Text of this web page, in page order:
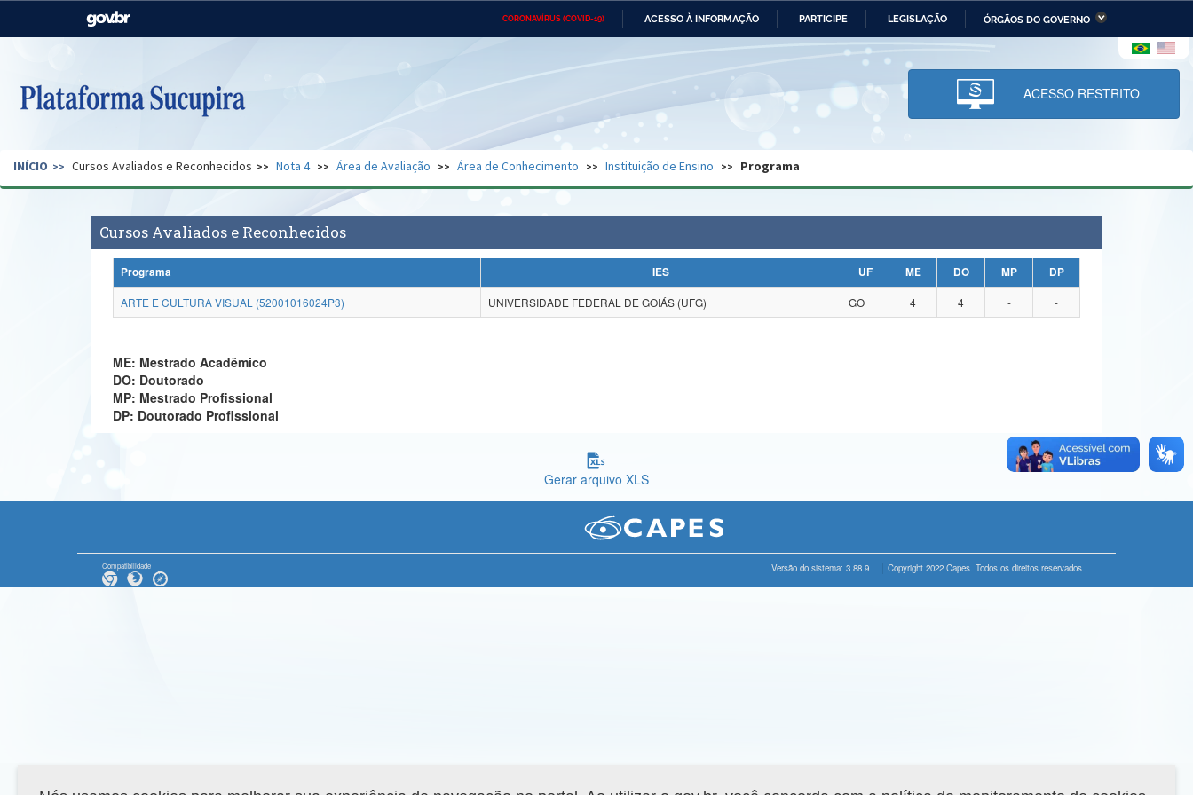
CORONAVÍRUS (COVID-19) ACESSO À INFORMAÇÃO PARTICIPE LEGISLAÇÃO ÓRGÃOS DO GOVERNO
Casa Civil Ministério das Relações Ministério da Economia Ministério da Infraestrutura
Pecuária e Abastecimento
Ministério da Ciência,
Tecnologia, Inovações e
Comunicações
Ministério do Desenvolvimento
Regional e dos Direitos Humanos
Secretaria de Governo Gabinete de Segurança Advocacia-Geral da União Banco Central do Brasil Planalto
ACESSO RESTRITO
INÍCIO Cursos Avaliados e Reconhecidos Nota 4 Área de Avaliação Área de Conhecimento Instituição de Ensino Programa
Cursos Avaliados e Reconhecidos
Programa IES UF ME DO MP
DP
ARTE E CULTURA VISUAL (52001016024P3)
UNIVERSIDADE FEDERAL DE GOIÁS (UFG) GO 4 4 - -
ME: Mestrado Acadêmico
DO: Doutorado
MP: Mestrado Profissional
DP: Doutorado Profissional
Gerar arquivo XLS
Compatibilidade Versão do sistema: 3.88.9 Copyright 2022 Capes. Todos os direitos reservados.